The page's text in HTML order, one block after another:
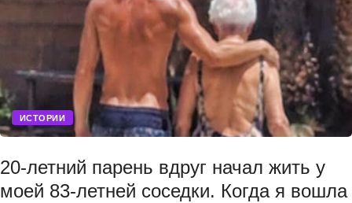
ИСТОРИИ
20-летний парень вдруг начал жить у
моей 83-летней соседки. Когда я вошла